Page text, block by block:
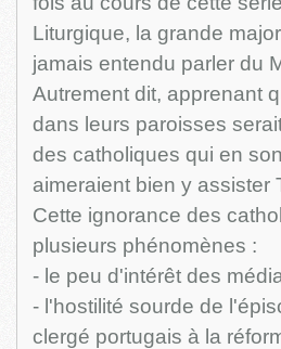
Liturgique, la grande
jamais entendu parler du
Autrement dit, apprenant
dans leurs paroisses
des catholiques qui en
aimeraient bien y assister
Cette ignorance des
plusieurs phénomènes :
- le peu d'intérêt des
- l'hostilité sourde de
clergé portugais à la